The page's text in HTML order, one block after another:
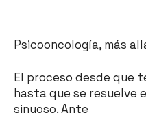
Psicooncología, más
El proceso desde que
hasta que se resuelve
sinuoso. Ante